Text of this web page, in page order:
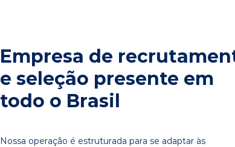
Empresa de
e seleção presente em
todo o Brasil
Nossa operação é estruturada para se adaptar às